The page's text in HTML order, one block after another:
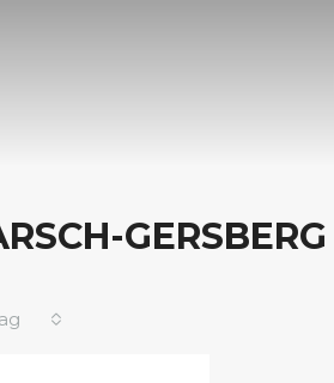
GERSBERG